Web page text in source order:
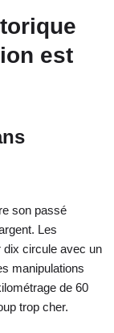
est
son passé
Les
dix circule avec un
manipulations
de 60
trop cher.